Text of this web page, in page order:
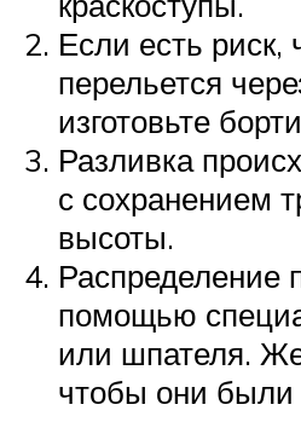
Если есть риск,
перельется
изготовьте
Разливка
с сохранением
высоты.
Распределение
помощью
или шпателя.
чтобы они были